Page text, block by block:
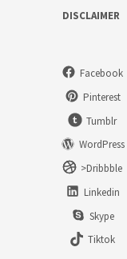
DISCLAIMER
Facebook
Pinterest
Tumblr
WordPress
>Dribbble
Linkedin
Skype
Tiktok